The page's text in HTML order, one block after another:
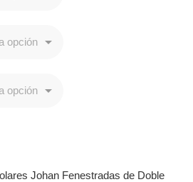
Johan Fenestradas de Doble